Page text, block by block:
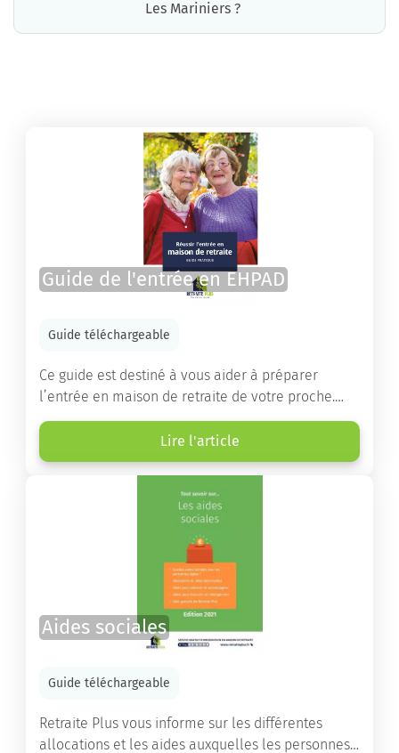
Les Mariniers ?
Guide de l'entrée en EHPAD
Guide téléchargeable
Ce guide est destiné à vous aider à préparer
l’entrée en maison de retraite de votre proche.
Vous y trouverez un panorama des différents types
d’établissements ainsi que des conseils pratiques
destinés à orienter les familles et à leur faciliter
Lire l'article
Aides sociales
Guide téléchargeable
Retraite Plus vous informe sur les différentes
allocations et les aides auxquelles les personnes